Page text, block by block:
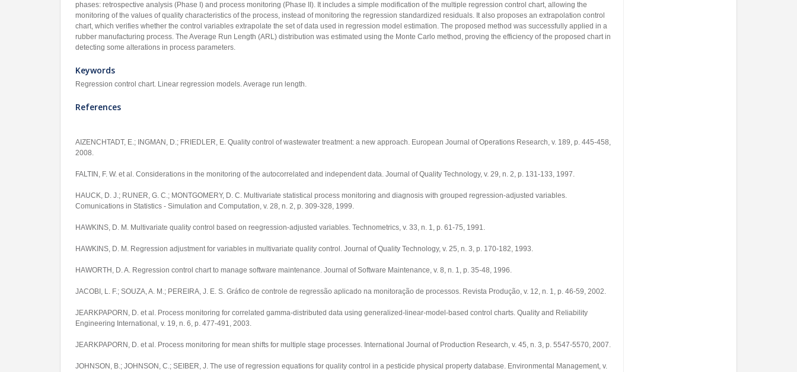
phases: retrospective analysis (Phase I) and process monitoring (Phase II). It includes a simple modification of the multiple regression control chart, allowing the
monitoring of the values of quality characteristics of the process, instead of monitoring the regression standardized residuals. It also proposes an extrapolation control
chart, which verifies whether the control variables extrapolate the set of data used in regression model estimation. The proposed method was successfully applied in a
rubber manufacturing process. The Average Run Length (ARL) distribution was estimated using the Monte Carlo method, proving the efficiency of the proposed chart in
detecting some alterations in process parameters.
Keywords
Regression control chart. Linear regression models. Average run length.
References
AIZENCHTADT, E.; INGMAN, D.; FRIEDLER, E. Quality control of wastewater treatment: a new approach. European Journal of Operations Research, v. 189, p. 445-458,
2008.
FALTIN, F. W. et al. Considerations in the monitoring of the autocorrelated and independent data. Journal of Quality Technology, v. 29, n. 2, p. 131-133, 1997.
HAUCK, D. J.; RUNER, G. C.; MONTGOMERY, D. C. Multivariate statistical process monitoring and diagnosis with grouped regression-adjusted variables.
Comunications in Statistics - Simulation and Computation, v. 28, n. 2, p. 309-328, 1999.
HAWKINS, D. M. Multivariate quality control based on reegression-adjusted variables. Technometrics, v. 33, n. 1, p. 61-75, 1991.
HAWKINS, D. M. Regression adjustment for variables in multivariate quality control. Journal of Quality Technology, v. 25, n. 3, p. 170-182, 1993.
HAWORTH, D. A. Regression control chart to manage software maintenance. Journal of Software Maintenance, v. 8, n. 1, p. 35-48, 1996.
JACOBI, L. F.; SOUZA, A. M.; PEREIRA, J. E. S. Gráfico de controle de regressão aplicado na monitoração de processos. Revista Produção, v. 12, n. 1, p. 46-59, 2002.
JEARKPAPORN, D. et al. Process monitoring for correlated gamma-distributed data using generalized-linear-model-based control charts. Quality and Reliability
Engineering International, v. 19, n. 6, p. 477-491, 2003.
JEARKPAPORN, D. et al. Process monitoring for mean shifts for multiple stage processes. International Journal of Production Research, v. 45, n. 3, p. 5547-5570, 2007.
JOHNSON, B.; JOHNSON, C.; SEIBER, J. The use of regression equations for quality control in a pesticide physical property database. Environmental Management, v.